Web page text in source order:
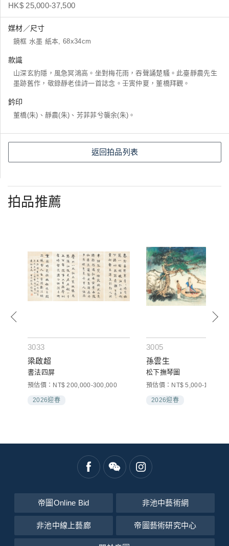
HK$ 25,000-37,500
媒材／尺寸
鏡框 水墨 紙本, 68x34cm
款識
山深玄豹隱，風急冥鴻高。坐對梅花雨，吞聲誦楚騷。此臺靜農先生
墨跡舊作，敬錄靜老佳詩一首誌念。壬寅仲夏，董橋拜觀。
鈐印
董橋(朱)、靜農(朱)、芳菲菲兮襲余(朱)。
返回拍品列表
拍品推薦
3033
梁啟超
書法四屏
預估價：NT$ 200,000-300,000
2026迎春
3005
孫雲生
松下撫琴圖
預估價：NT$ 5,000-10,000
2026迎春
帝圖Online Bid 非池中藝術網
非池中線上藝廊 帝圖藝術研究中心